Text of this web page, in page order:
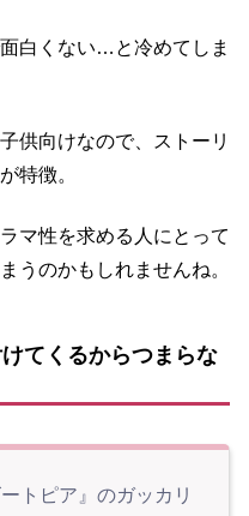
白くない…と冷めてしま
供向けなので、ストーリ
特徴。
マ性を求める人にとって
うのかもしれませんね。
てくるからつまらな
トピア』のガッカリ